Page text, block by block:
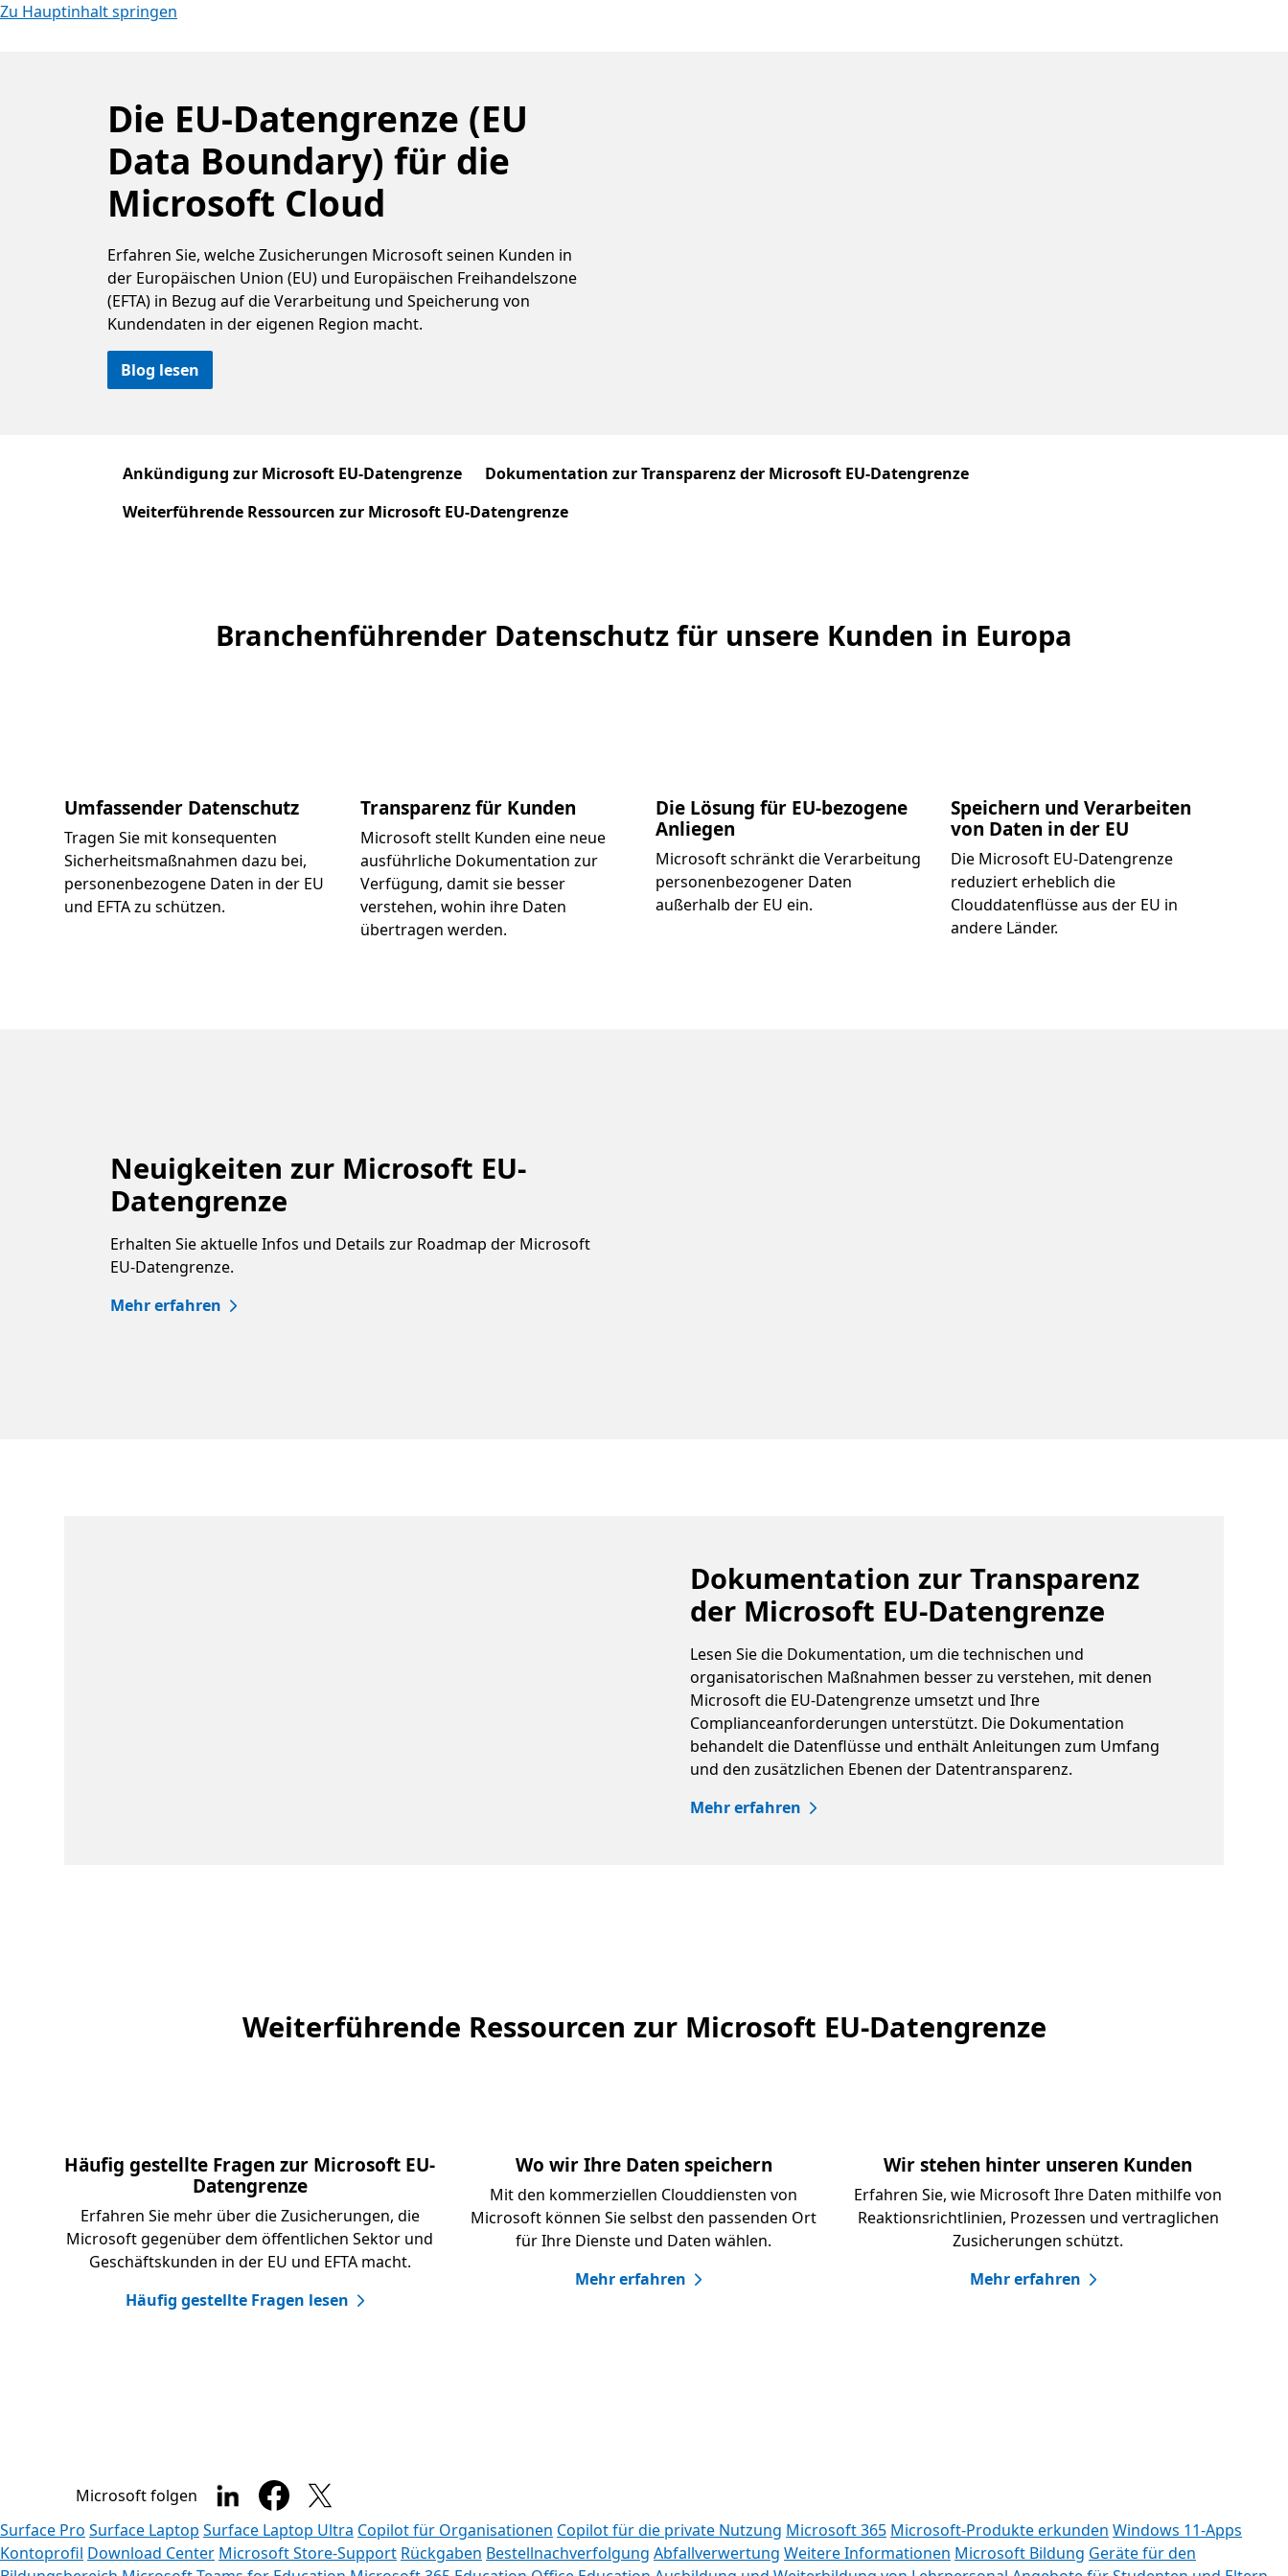
Zu Hauptinhalt springen
Die EU-Datengrenze (EU
Data Boundary) für die
Microsoft Cloud
Erfahren Sie, welche Zusicherungen Microsoft seinen Kunden in
der Europäischen Union (EU) und Europäischen Freihandelszone
(EFTA) in Bezug auf die Verarbeitung und Speicherung von
Kundendaten in der eigenen Region macht.
Blog lesen
Ankündigung zur Microsoft EU-Datengrenze
Dokumentation zur Transparenz der Microsoft EU-Datengrenze
Weiterführende Ressourcen zur Microsoft EU-Datengrenze
Branchenführender Datenschutz für unsere Kunden in Europa
Umfassender Datenschutz
Tragen Sie mit konsequenten
Sicherheitsmaßnahmen dazu bei,
personenbezogene Daten in der EU
und EFTA zu schützen.
Transparenz für Kunden
Microsoft stellt Kunden eine neue
ausführliche Dokumentation zur
Verfügung, damit sie besser
verstehen, wohin ihre Daten
übertragen werden.
Die Lösung für EU-bezogene
Anliegen
Microsoft schränkt die Verarbeitung
personenbezogener Daten
außerhalb der EU ein.
Speichern und Verarbeiten
von Daten in der EU
Die Microsoft EU-Datengrenze
reduziert erheblich die
Clouddatenflüsse aus der EU in
andere Länder.
Neuigkeiten zur Microsoft EU-
Datengrenze
Erhalten Sie aktuelle Infos und Details zur Roadmap der Microsoft
EU-Datengrenze.
Mehr erfahren
Dokumentation zur Transparenz
der Microsoft EU-Datengrenze
Lesen Sie die Dokumentation, um die technischen und
organisatorischen Maßnahmen besser zu verstehen, mit denen
Microsoft die EU-Datengrenze umsetzt und Ihre
Complianceanforderungen unterstützt. Die Dokumentation
behandelt die Datenflüsse und enthält Anleitungen zum Umfang
und den zusätzlichen Ebenen der Datentransparenz.
Mehr erfahren
Weiterführende Ressourcen zur Microsoft EU-Datengrenze
Häufig gestellte Fragen zur Microsoft EU-
Datengrenze
Erfahren Sie mehr über die Zusicherungen, die
Microsoft gegenüber dem öffentlichen Sektor und
Geschäftskunden in der EU und EFTA macht.
Häufig gestellte Fragen lesen
Wo wir Ihre Daten speichern
Mit den kommerziellen Clouddiensten von
Microsoft können Sie selbst den passenden Ort
für Ihre Dienste und Daten wählen.
Mehr erfahren
Wir stehen hinter unseren Kunden
Erfahren Sie, wie Microsoft Ihre Daten mithilfe von
Reaktionsrichtlinien, Prozessen und vertraglichen
Zusicherungen schützt.
Mehr erfahren
Microsoft folgen
Surface Pro Surface Laptop Surface Laptop Ultra Copilot für Organisationen Copilot für die private Nutzung Microsoft 365 Microsoft-Produkte erkunden Windows 11-Apps
Kontoprofil Download Center Microsoft Store-Support Rückgaben Bestellnachverfolgung Abfallverwertung Weitere Informationen Microsoft Bildung Geräte für den